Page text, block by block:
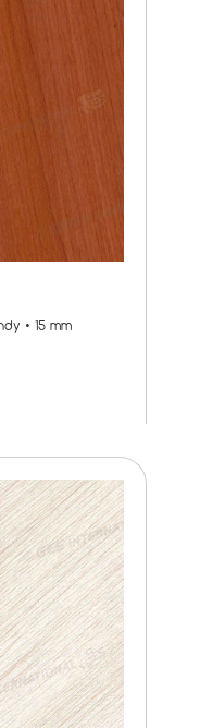
• 15 mm